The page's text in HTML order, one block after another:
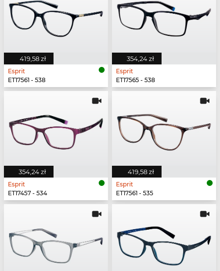
419,58 zł
Esprit
ET17561 - 538
354,24 zł
Esprit
ET17565 - 538
354,24 zł
Esprit
ET17457 - 534
419,58 zł
Esprit
ET17561 - 535